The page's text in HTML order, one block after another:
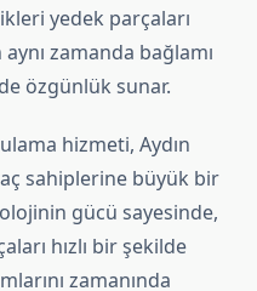
yedek parçaları
zamanda bağlamı
özgünlük sunar.
hizmeti, Aydın
sahiplerine büyük bir
gücü sayesinde,
hızlı bir şekilde
zamanında